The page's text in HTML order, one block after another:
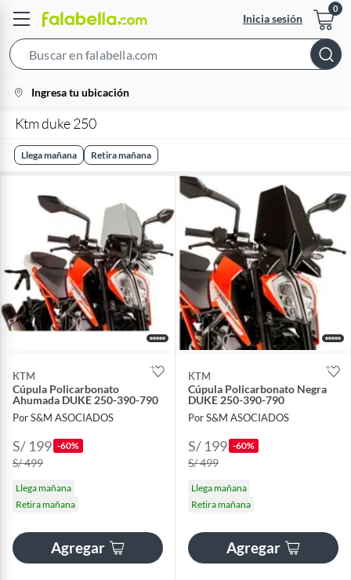
Inicia sesión
Bar
location-
icon
Ingresa tu ubicación
Ktm duke 250
Llega mañana Retira mañana
KTM
Cúpula Policarbonato
Ahumada DUKE 250-390-790
Por S&M ASOCIADOS
S/ 199 -60%
S/ 499
Llega mañana
Retira mañana
Agregar
KTM
Cúpula Policarbonato Negra
DUKE 250-390-790
Por S&M ASOCIADOS
S/ 199 -60%
S/ 499
Llega mañana
Retira mañana
Agregar